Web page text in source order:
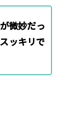
微妙だっ
ッキリで